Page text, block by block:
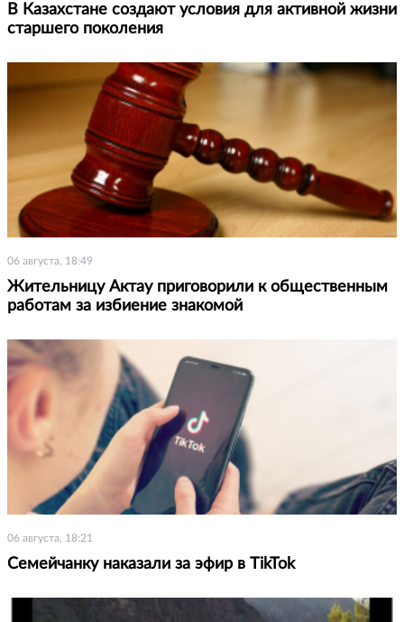
В Казахстане создают условия для активной жизни
старшего поколения
06 августа, 18:49
Жительницу Актау приговорили к общественным
работам за избиение знакомой
06 августа, 18:21
Семейчанку наказали за эфир в TikTok